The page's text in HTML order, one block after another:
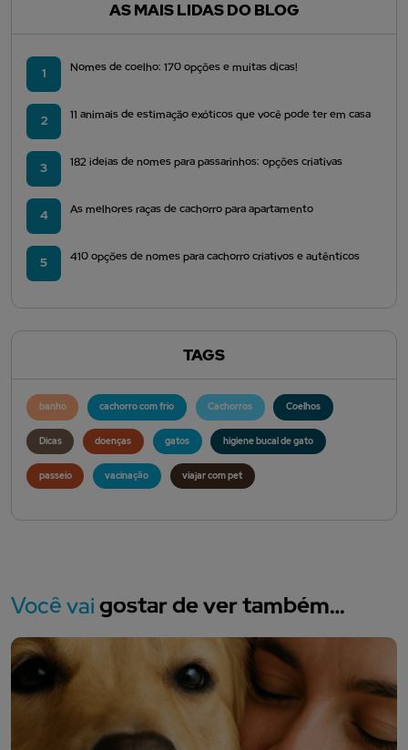
AS MAIS LIDAS DO BLOG
1 Nomes de coelho: 170 opções e muitas dicas!
2 11 animais de estimação exóticos que você pode ter em casa
3 182 ideias de nomes para passarinhos: opções criativas
4 As melhores raças de cachorro para apartamento
5 410 opções de nomes para cachorro criativos e autênticos
TAGS
banho cachorro com frio Cachorros Coelhos
Dicas doenças gatos higiene bucal de gato
passeio vacinação viajar com pet
Você vaigostar de ver também…